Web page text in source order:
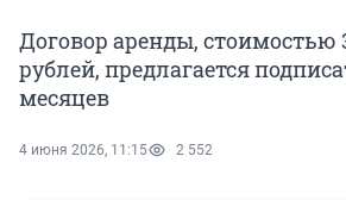
Договор аренды,
рублей, предлагается
месяцев
4 июня 2026, 11:15 2 552